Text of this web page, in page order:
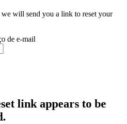
will send you a link to reset your
de e-mail
link appears to be